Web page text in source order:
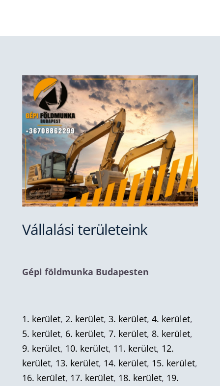
Vállalási területeink
Gépi földmunka Budapesten
1. kerület, 2. kerület, 3. kerület, 4. kerület,
5. kerület, 6. kerület, 7. kerület, 8. kerület,
9. kerület, 10. kerület, 11. kerület, 12.
kerület, 13. kerület, 14. kerület, 15. kerület,
16. kerület, 17. kerület, 18. kerület, 19.